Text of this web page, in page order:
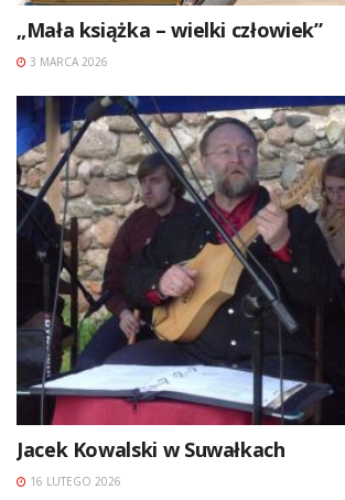
„Mała książka – wielki człowiek”
3 MARCA 2026
Jacek Kowalski w Suwałkach
16 LUTEGO 2026